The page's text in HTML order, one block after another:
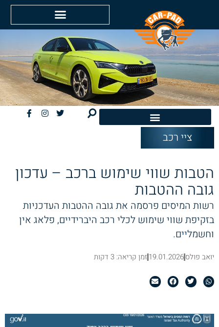
ציי רכב
הטבות שווי שימוש ברכב – עדכון
גובה ההטבות
רשות המיסים פרסמה את גובה ההטבות העדכניות
בזקיפת שווי שימוש לכלי רכב היברידיים, פלאג אין
וחשמליים.
יואב פולס19.01.2026זמן קריאה: 3 דקות